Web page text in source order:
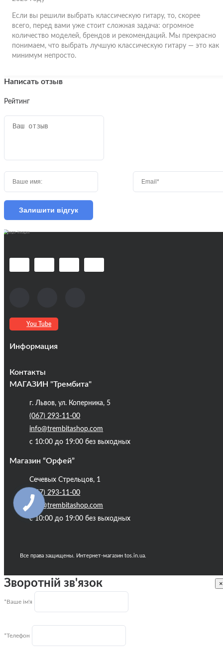
Если вы решили выбрать классическую гитару, то, скорее
всего, перед вами уже стоит сложная задача: огромное
количество моделей, брендов и рекомендаций. Мы прекрасно
понимаем, что выбрать лучшую классическую гитару — это как
минимум непросто.
Написать отзыв
Рейтинг
Залишити відгук
You Tube
Информация
Контакты
Публічна оферта
Бренди
Блог
Контакты
МАГАЗИН "Трембита"
г. Львов, ул. Коперника, 5
(067) 293-11-00
info@trembitashop.com
с 10:00 до 19:00 без выходных
Магазин “Орфей”
Сечевых Стрельцов, 1
(067) 293-11-00
info@trembitashop.com
с 10:00 до 19:00 без выходных
Все права защищены. Интернет-магазин tos.in.ua.
Зворотній зв'язок ×
*Ваше ім'я
*Телефон